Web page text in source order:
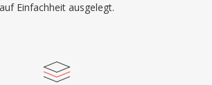
auf Einfachheit ausgelegt.